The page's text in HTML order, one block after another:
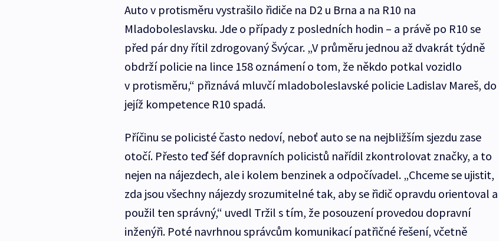
Auto v protisměru vystrašilo řidiče na D2 u Brna a na R10 na
Mladoboleslavsku. Jde o případy z posledních hodin – a právě po R10 se
před pár dny řítil zdrogovaný Švýcar. „V průměru jednou až dvakrát týdně
obdrží policie na lince 158 oznámení o tom, že někdo potkal vozidlo
v protisměru,“ přiznává mluvčí mladoboleslavské policie Ladislav Mareš, do
jejíž kompetence R10 spadá.
Příčinu se policisté často nedoví, neboť auto se na nejbližším sjezdu zase
otočí. Přesto teď šéf dopravních policistů nařídil zkontrolovat značky, a to
nejen na nájezdech, ale i kolem benzinek a odpočívadel. „Chceme se ujistit,
zda jsou všechny nájezdy srozumitelné tak, aby se řidič opravdu orientoval a
použil ten správný,“ uvedl Tržil s tím, že posouzení provedou dopravní
inženýři. Poté navrhnou správcům komunikací patřičné řešení, včetně